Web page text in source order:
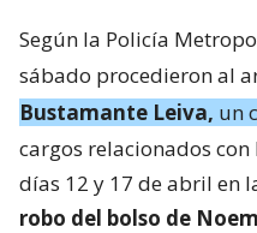
Según la Policía
sábado procedieron al
Bustamante Leiva, un
cargos relacionados
días 12 y 17 de abril en
robo del bolso de